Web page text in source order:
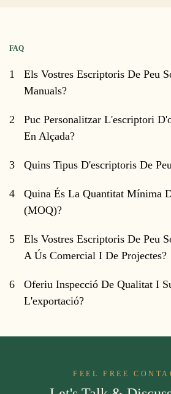
FAQ
1
Els Vostres Escriptoris De Peu
Manuals?
2
Puc Personalitzar L'escriptori
En Alçada?
3 Quins Tipus D'escriptoris De
4
Quina És La Quantitat Mínima
(MOQ)?
5
Els Vostres Escriptoris De Peu
A Ús Comercial I De Projectes?
6
Oferiu Inspecció De Qualitat I
L'exportació?
FEEL FREE